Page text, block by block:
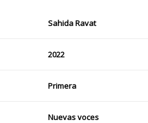
Sahida Ravat
2022
Primera
Nuevas voces